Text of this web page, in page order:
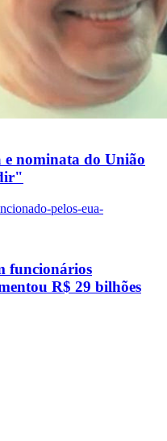
nominata do União
funcionários
R$ 29 bilhões